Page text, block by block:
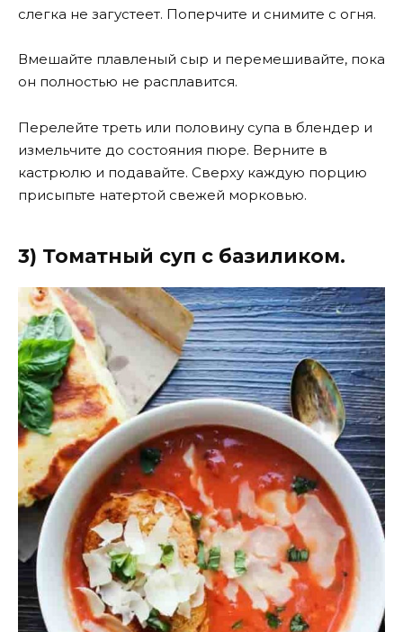
слегка не загустеет. Поперчите и снимите с огня.
Вмешайте плавленый сыр и перемешивайте, пока
он полностью не расплавится.
Перелейте треть или половину супа в блендер и
измельчите до состояния пюре. Верните в
кастрюлю и подавайте. Сверху каждую порцию
присыпьте натертой свежей морковью.
3) Томатный суп с базиликом.